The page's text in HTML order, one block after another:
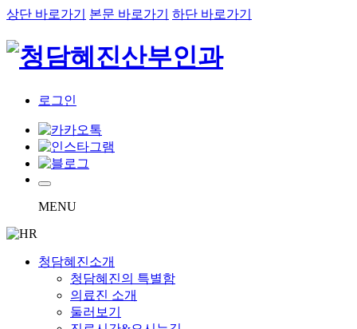
상단 바로가기 본문 바로가기 하단 바로가기
로그인
MENU
청담혜진소개
청담혜진의 특별함
의료진 소개
둘러보기